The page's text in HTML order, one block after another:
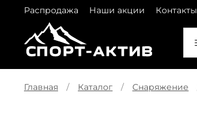
Распродажа Наши акции Контакты
Главная Каталог Снаряжение